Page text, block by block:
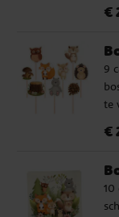
€
9
te
€
10